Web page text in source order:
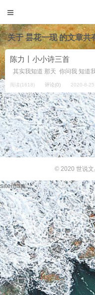
关于昙花一现的文章共
陈力丨小小诗三首
阅读(1618) 评论(0) 2020-8-25
© 2020 世说文
sitemap